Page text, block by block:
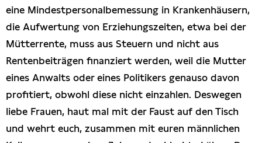
eine Mindestpersonalbemessung in Krankenhäusern,
die Aufwertung von Erziehungszeiten, etwa bei der
Mütterrente, muss aus Steuern und nicht aus
Rentenbeiträgen finanziert werden, weil die Mutter
eines Anwalts oder eines Politikers genauso davon
profitiert, obwohl diese nicht einzahlen. Deswegen
liebe Frauen, haut mal mit der Faust auf den Tisch
und wehrt euch, zusammen mit euren männlichen